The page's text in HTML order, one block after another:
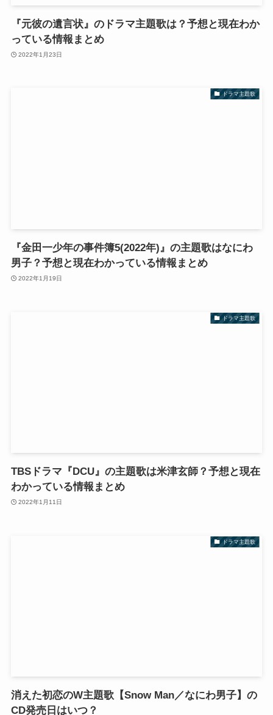
『元彼の遺言状』のドラマ主題歌は？予想と現在わか
っている情報まとめ
2022年1月23日
ドラマ主題歌
『金田一少年の事件簿5(2022年)』の主題歌はなにわ
男子？予想と現在わかっている情報まとめ
2022年1月19日
ドラマ主題歌
TBSドラマ『DCU』の主題歌は米津玄師？予想と現在
わかっている情報まとめ
2022年1月11日
ドラマ主題歌
消えた初恋のW主題歌【Snow Man／なにわ男子】の
CD発売日はいつ？